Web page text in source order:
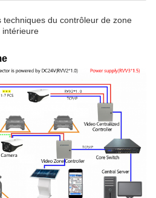
techniques du contrôleur de zone
intérieure